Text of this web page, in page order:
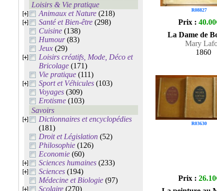
Loisirs & Vie pratique
Animaux et Nature (218)
Santé et Bien-être (298)
Cuisine (138)
Humour(83)
Jeux (29)
Loisirs créatifs, Mode, Déco et
Bricolage (171)
Vie pratique (111)
Sport et Véhicules (103)
Voyages (309)
Erotisme (103)
Savoirs
Dictionnaires et encyclopédies
(181)
Droit et Législation (52)
Philosophie (126)
Economie (60)
Sciences humaines (233)
Sciences (194)
Médecine et Biologie (97)
Scolaire (270)
R08827
Prix :
La Dame de
Mary
1860
R03630
Prix :